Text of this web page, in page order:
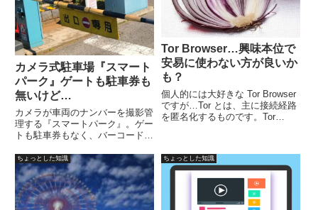
カメラ式駐車場『スマート
パーク』ゲートも駐車券も
無いけど…
カメラが車両のナンバーを撮影管
理する『スマートパーク』。ゲー
トも駐車券もなく、バーコードが
し、出庫前に精算。メリットは混
んだ時の入庫で、余計な時間を取
られない。出庫時に駐車券紛失
や、精算機の故障で長時間待たさ
れないなど。
Tor Browser…興味本位で
安易に使わない方が良いか
も？
個人的には大好きな Tor Browser
ですが…Tor とは、主に接続経路
を匿名化するものです。Tor
で、Tor を使うと疑われるかも？
ちょっとした知識 ちょっとした知識